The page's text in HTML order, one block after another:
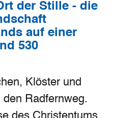
der Stille - die
auf einer
530
Klöster und
den Radfernweg.